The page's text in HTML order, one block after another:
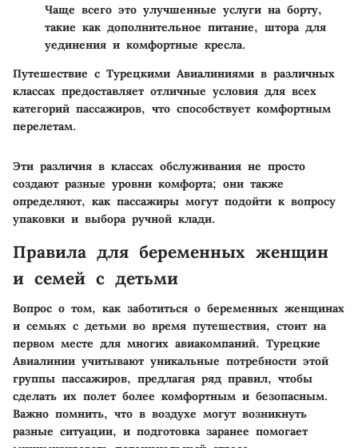
Чаще всего это улучшенные услуги на борту,
такие как дополнительное питание, штора для
уединения и комфортные кресла.
Путешествие с Турецкими Авиалиниями в различных
классах предоставляет отличные условия для всех
категорий пассажиров, что способствует комфортным
перелетам.
Эти различия в классах обслуживания не просто
создают разные уровни комфорта; они также
определяют, как пассажиры могут подойти к вопросу
упаковки и выбора ручной клади.
Правила для беременных женщин
и семей с детьми
Вопрос о том, как заботиться о беременных женщинах
и семьях с детьми во время путешествия, стоит на
первом месте для многих авиакомпаний. Турецкие
Авиалинии учитывают уникальные потребности этой
группы пассажиров, предлагая ряд правил, чтобы
сделать их полет более комфортным и безопасным.
Важно помнить, что в воздухе могут возникнуть
разные ситуации, и подготовка заранее помогает